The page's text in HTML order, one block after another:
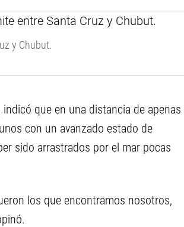
y Chubut.
que en una distancia de apenas
con un avanzado estado de
sido arrastrados por el mar pocas
los que encontramos nosotros,